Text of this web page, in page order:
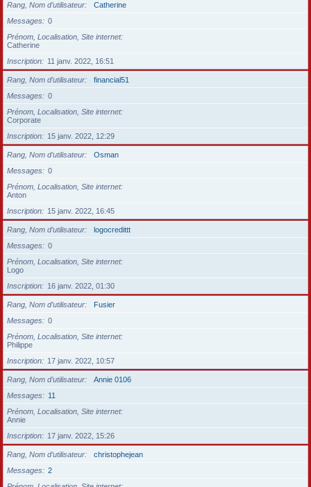
Rang, Nom d’utilisateur
Catherine
Messages
0
Prénom, Localisation, Site internet
Catherine
Inscription
11 janv. 2022, 16:51
Rang, Nom d’utilisateur
financial51
Messages
0
Prénom, Localisation, Site internet
Corporate
Inscription
15 janv. 2022, 12:29
Rang, Nom d’utilisateur
Osman
Messages
0
Prénom, Localisation, Site internet
Anton
Inscription
15 janv. 2022, 16:45
Rang, Nom d’utilisateur
logocredittt
Messages
0
Prénom, Localisation, Site internet
Logo
Inscription
16 janv. 2022, 01:30
Rang, Nom d’utilisateur
Fusier
Messages
0
Prénom, Localisation, Site internet
Philippe
Inscription
17 janv. 2022, 10:57
Rang, Nom d’utilisateur
Annie 0106
Messages
11
Prénom, Localisation, Site internet
Annie
Inscription
17 janv. 2022, 15:26
Rang, Nom d’utilisateur
christophejean
Messages
2